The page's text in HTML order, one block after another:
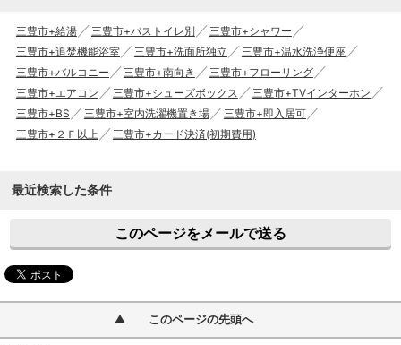
三豊市+給湯 三豊市+バストイレ別
三豊市+シャワー
三豊市+追焚機能浴室
三豊市+洗面所独立
三豊市+温水洗浄便座
三豊市+バルコニー
三豊市+南向き
三豊市+フローリング
三豊市+エアコン
三豊市+シューズボックス
三豊市+TVインターホン
三豊市+BS
三豊市+室内洗濯機置き場
三豊市+即入居可
三豊市+２Ｆ以上
三豊市+カード決済(初期費用)
最近検索した条件
このページをメールで送る
このページの先頭へ